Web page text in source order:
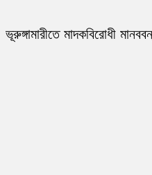
ভূরুঙ্গামারীতে মাদকবিরোধী